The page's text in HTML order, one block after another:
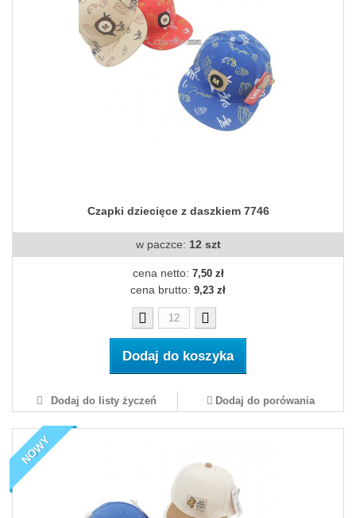
Czapki dziecięce z daszkiem 7746
w paczce: 12 szt
cena netto: 7,50 zł
cena brutto: 9,23 zł
Dodaj do koszyka
Dodaj do listy życzeń Dodaj do porówania
NOWY